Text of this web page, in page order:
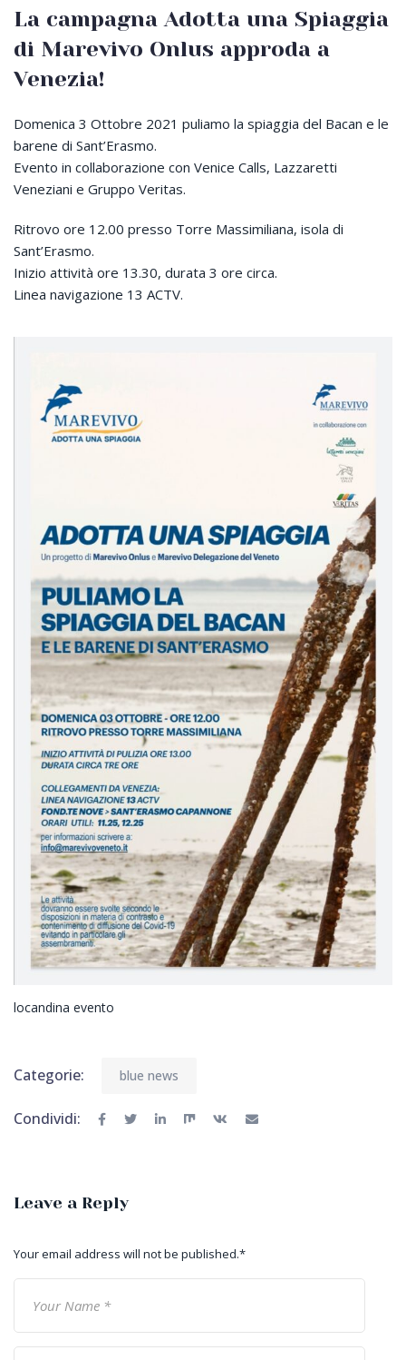
La campagna Adotta una Spiaggia
di Marevivo Onlus approda a
Venezia!
Domenica 3 Ottobre 2021 puliamo la spiaggia del Bacan e le
barene di Sant’Erasmo.
Evento in collaborazione con Venice Calls, Lazzaretti
Veneziani e Gruppo Veritas.
Ritrovo ore 12.00 presso Torre Massimiliana, isola di
Sant’Erasmo.
Inizio attività ore 13.30, durata 3 ore circa.
Linea navigazione 13 ACTV.
locandina evento
Categorie: blue news
Condividi:
Leave a Reply
Your email address will not be published.*